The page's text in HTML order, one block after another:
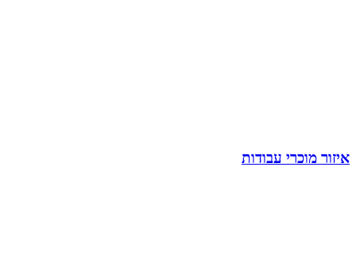
איזור מוכרי עבודות